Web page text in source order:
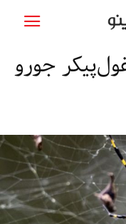
جورو